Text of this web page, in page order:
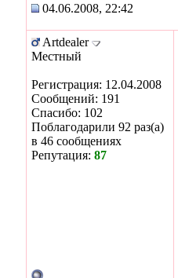
04.06.2008, 22:42
Artdealer
Местный
Регистрация: 12.04.2008
Сообщений: 191
Спасибо: 102
Поблагодарили 92 раз(а)
в 46 сообщениях
Репутация: 87